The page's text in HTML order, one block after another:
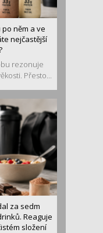
něm a ve
nejčastější
rezonuje
Přesto...
za sedm
Reaguje
složení